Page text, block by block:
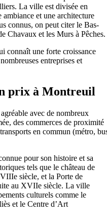
La ville est divisée en
et une architecture
connus, on peut citer le Bas-
Chavaux et les Murs à Pêches.
connaît une forte croissance
entreprises et
prix à Montreuil
avec de nombreux
des commerces de proximité
en commun (métro,
pour son histoire et sa
tels que le château de
siècle, et la Porte de
au XVIIe siècle. La ville
culturels comme le
et le Centre d’Art